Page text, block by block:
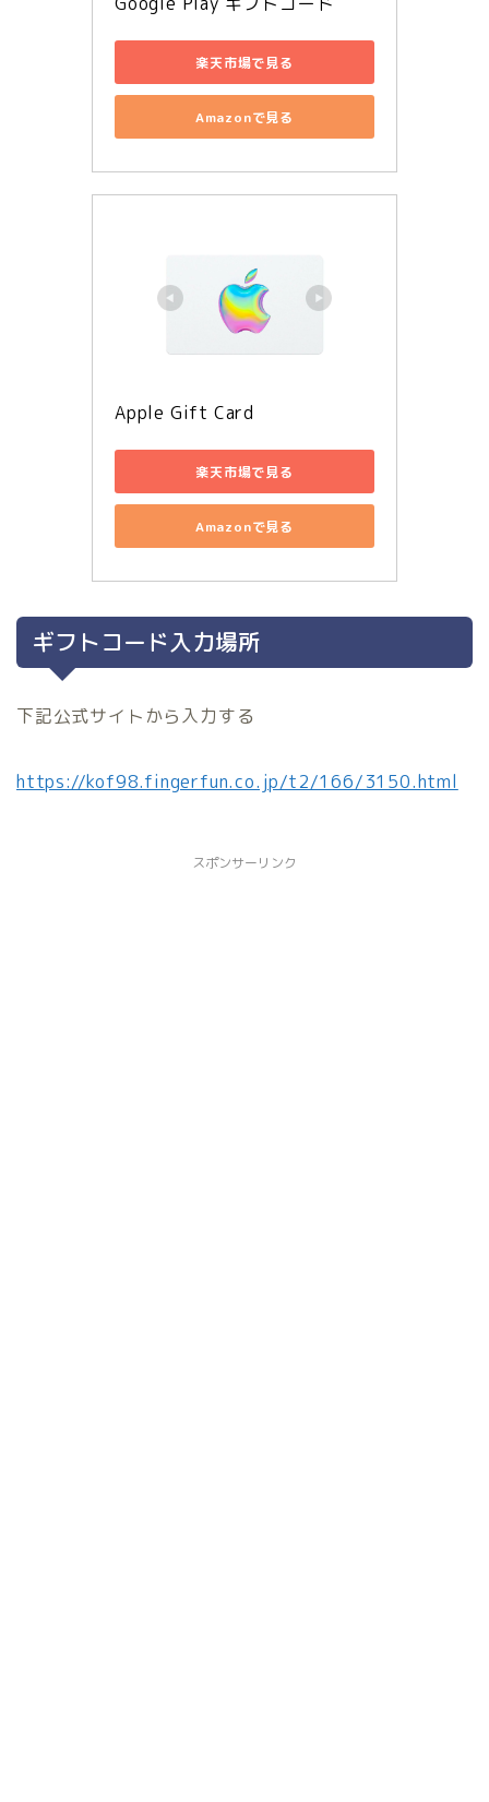
楽天市場で見る
Amazonで見る
Apple Gift Card
楽天市場で見る
Amazonで見る
ギフトコード入力場所
下記公式サイトから入力する
https://kof98.fingerfun.co.jp/t2/166/3150.html
スポンサーリンク